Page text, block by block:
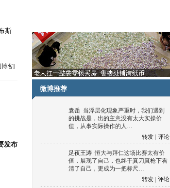
斯
博客]
发布
微博推荐
袁岳 当浮层化现象严重时，我们遇到
的挑战是，出的主意没有太大实操价
值，从事实际操作的人…
转发
评论
足夜王涛 恒大与拜仁这场比赛太有价
值，展现了自己，也终于真刀真枪下看
清了自己，更成为一把标尺…
转发
评论